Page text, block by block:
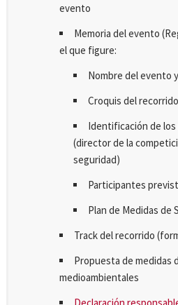
evento
Memoria del evento
el que figure:
Nombre del evento
Croquis del recorrido
Identificación de
(director de la
seguridad)
Participantes
Plan de Medidas de
Track del recorrido
Propuesta de medidas
medioambientales